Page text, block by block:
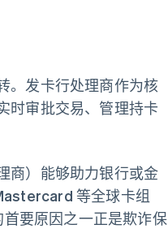
。发卡行处理商作为核
时审批交易、管理持卡
商）能够助力银行或金
等全球卡组
要原因之一正是欺诈保